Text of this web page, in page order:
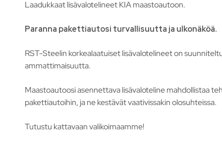
Laadukkaat lisävalotelineet KIA maastoautoon.
Paranna pakettiautosi turvallisuutta ja ulkonäköä.
RST-Steelin korkealaatuiset lisävalotelineet on
ammattimaisuutta.
Maastoautoosi asennettava lisävaloteline mahdollistaa
pakettiautoihin, ja ne kestävät vaativissakin olosuhteissa.
Tutustu kattavaan valikoimaamme!